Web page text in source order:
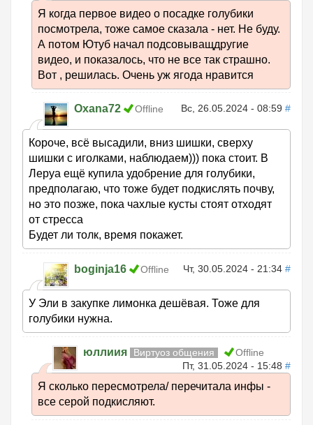
Я когда первое видео о посадке голубики
посмотрела, тоже самое сказала - нет. Не буду.
А потом Ютуб начал подсовыващдругие
видео, и показалось, что не все так страшно.
Вот , решилась. Очень уж ягода нравится
Oxana72 Offline Вс, 26.05.2024 - 08:59 #
Короче, всё высадили, вниз шишки, сверху
шишки с иголками, наблюдаем))) пока стоит. В
Леруа ещё купила удобрение для голубики,
предполагаю, что тоже будет подкислять почву,
но это позже, пока чахлые кусты стоят отходят
от стресса
Будет ли толк, время покажет.
boginja16 Offline Чт, 30.05.2024 - 21:34 #
У Эли в закупке лимонка дешёвая. Тоже для
голубики нужна.
юллиия Виртуоз общения
Offline
Пт, 31.05.2024 - 15:48 #
Я сколько пересмотрела/ перечитала инфы -
все серой подкисляют.